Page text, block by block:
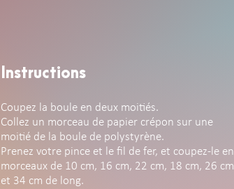
Instructions
Coupez la boule en deux moitiés.
Collez un morceau de papier crépon sur une
moitié de la boule de polystyrène.
Prenez votre pince et le fil de fer, et coupez-le en
morceaux de 10 cm, 16 cm, 22 cm, 18 cm, 26 cm
et 34 cm de long.